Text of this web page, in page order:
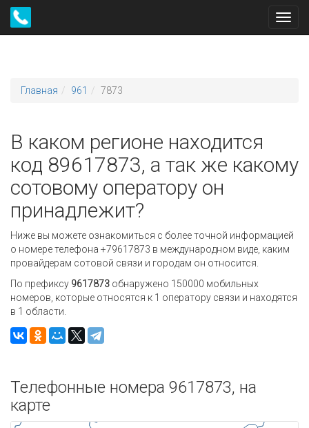
Главная 961 7873
В каком регионе находится
код 89617873, а так же какому
сотовому оператору он
принадлежит?
Ниже вы можете ознакомиться с более точной информацией
о номере телефона +79617873 в международном виде, каким
провайдерам сотовой связи и городам он относится.
По префиксу 9617873 обнаружено 150000 мобильных
номеров, которые относятся к 1 оператору связи и находятся
в 1 области.
Телефонные номера 9617873, на
карте